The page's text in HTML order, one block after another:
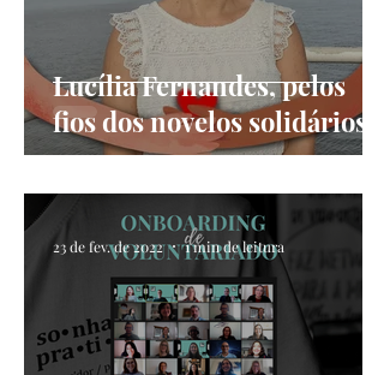
Lucília Fernandes, pelos
fios dos novelos solidários
de tantas vidas
23 de fev. de 2022 1 min de leitura